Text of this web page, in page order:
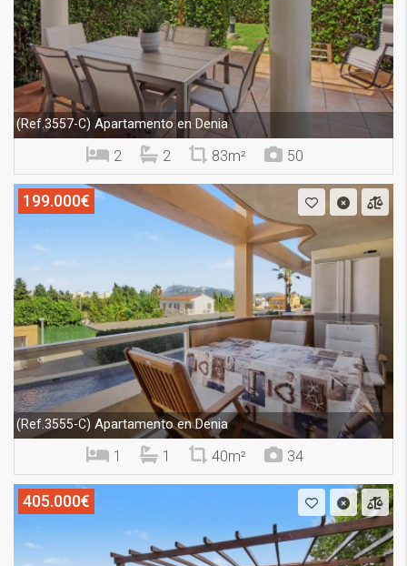
(Ref.3557-C) Apartamento en Denia
2 2 83m² 50
199.000€
(Ref.3555-C) Apartamento en Denia
1 1 40m² 34
405.000€